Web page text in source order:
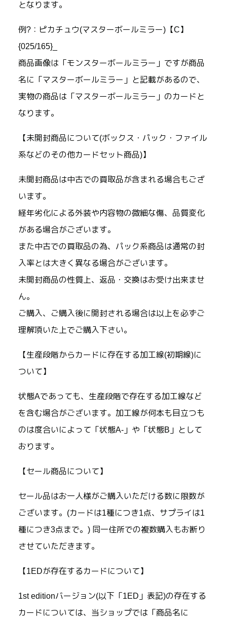
となります。
例?：ピカチュウ(マスターボールミラー)【C】
{025/165}_
商品画像は「モンスターボールミラー」ですが商品
名に「マスターボールミラー」と記載があるので、
実物の商品は「マスターボールミラー」のカードと
なります。
【未開封商品について(ボックス・パック・ファイル
系などのその他カードセット商品)】
未開封商品は中古での買取品が含まれる場合もござ
います。
経年劣化による外装や内容物の微細な傷、品質変化
がある場合がございます。
また中古での買取品の為、パック系商品は通常の封
入率とは大きく異なる場合がございます。
未開封商品の性質上、返品・交換はお受け出来ませ
ん。
ご購入、ご購入後に開封される場合は以上を必ずご
理解頂いた上でご購入下さい。
【生産段階からカードに存在する加工線(初期線)に
ついて】
状態Aであっても、生産段階で存在する加工線など
を含む場合がございます。加工線が何本も目立つも
のは度合いによって「状態A-」や「状態B」として
おります。
【セール商品について】
セール品はお一人様がご購入いただける数に限数が
ございます。(カードは1種につき1点、サプライは1
種につき3点まで。) 同一住所での複数購入もお断り
させていただきます。
【1EDが存在するカードについて】
1st editionバージョン(以下「1ED」表記)の存在する
カードについては、当ショップでは「商品名に